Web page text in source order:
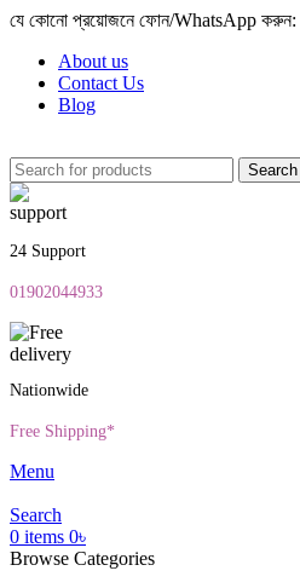
যে কোনো প্রয়োজনে ফোন/WhatsApp করুন:
About us
Contact Us
Blog
Search
24 Support
01902044933
Nationwide
Free Shipping*
Menu
Search
0 items 0৳
Browse Categories